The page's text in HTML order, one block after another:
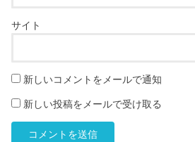
サイト
新しいコメントをメールで通知
新しい投稿をメールで受け取る